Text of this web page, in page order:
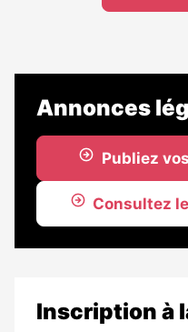
Annonces
Publiez
Consultez
Inscription à